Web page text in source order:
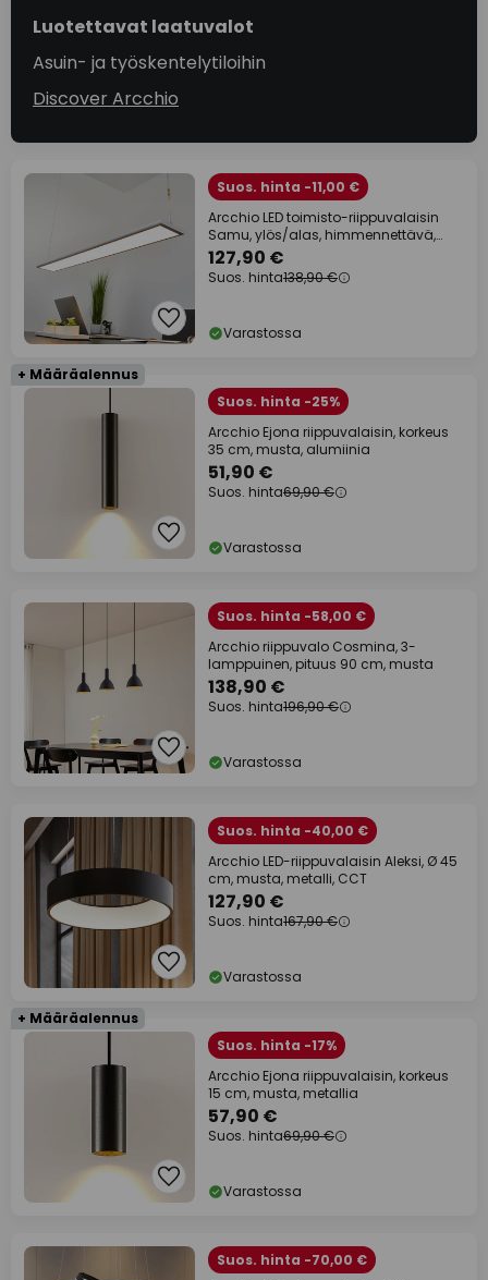
Luotettavat laatuvalot
Asuin- ja työskentelytiloihin
Discover Arcchio
Suos. hinta -11,00 €
Arcchio LED toimisto-riippuvalaisin
Samu, ylös/alas, himmennettävä,
alumiini
127,90 €
Suos. hinta138,90 €
Varastossa
+ Määräalennus
Suos. hinta -25%
Arcchio Ejona riippuvalaisin, korkeus
35 cm, musta, alumiinia
51,90 €
Suos. hinta69,90 €
Varastossa
Suos. hinta -58,00 €
Arcchio riippuvalo Cosmina, 3-
lamppuinen, pituus 90 cm, musta
138,90 €
Suos. hinta196,90 €
Varastossa
Suos. hinta -40,00 €
Arcchio LED-riippuvalaisin Aleksi, Ø 45
cm, musta, metalli, CCT
127,90 €
Suos. hinta167,90 €
Varastossa
+ Määräalennus
Suos. hinta -17%
Arcchio Ejona riippuvalaisin, korkeus
15 cm, musta, metallia
57,90 €
Suos. hinta69,90 €
Varastossa
Suos. hinta -70,00 €